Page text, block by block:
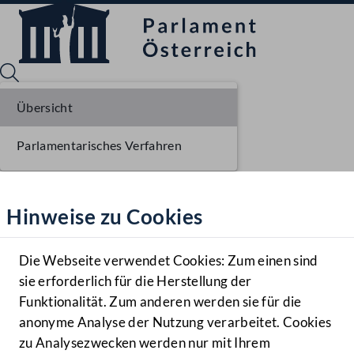
Hilfe
Benutzer
Navigationsmenü öffnen
MENÜ
Hinweise zu Cookies
Die Webseite verwendet Cookies: Zum einen sind
sie erforderlich für die Herstellung der
Funktionalität. Zum anderen werden sie für die
anonyme Analyse der Nutzung verarbeitet. Cookies
zu Analysezwecken werden nur mit Ihrem
Übersicht
Parlamentarisches Verfahren